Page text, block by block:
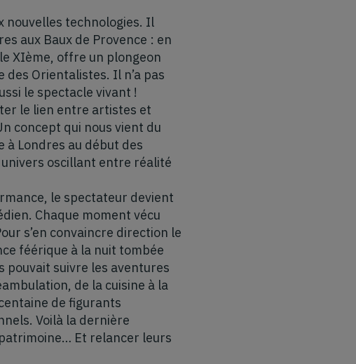
nouvelles technologies. Il
aux Baux de Provence : en
XIème, offre un plongeon
Orientalistes. Il n’a pas
le spectacle vivant !
le lien entre artistes et
concept qui nous vient du
à Londres au début des
oscillant entre réalité
le spectateur devient
Chaque moment vécu
s’en convaincre direction le
féérique à la nuit tombée
pouvait suivre les aventures
de la cuisine à la
de figurants
Voilà la dernière
Et relancer leurs